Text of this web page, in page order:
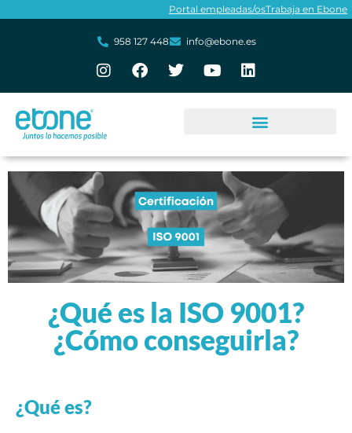
Portal empleadas/osTrabaja en Ebone
958 127 448 info@ebone.es
¿Qué es la ISO 9001?
¿Cómo conseguirla?
¿Qué es?